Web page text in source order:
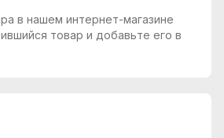
в нашем интернет-магазине
товар и добавьте его в